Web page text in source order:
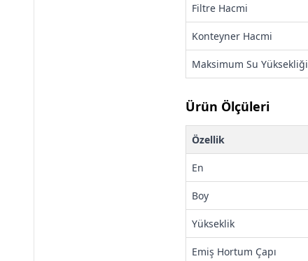
Filtre Hacmi
Konteyner Hacmi
Maksimum Su Yüksekliği
Ürün Ölçüleri
Özellik
En
Boy
Yükseklik
Emiş Hortum Çapı